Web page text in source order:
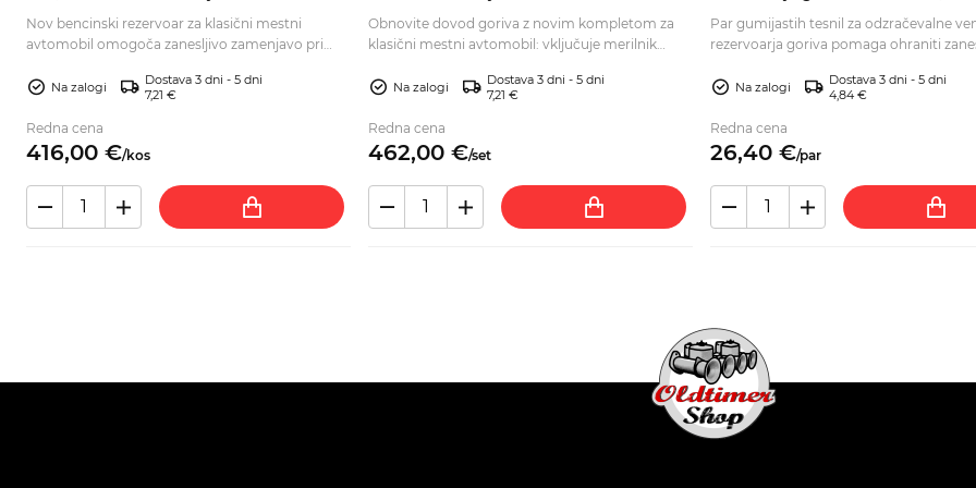
Nov bencinski rezervoar za klasični mestni
avtomobil omogoča zanesljivo zamenjavo pri
Na zalogi
Dostava 3 dni - 5 dni
7,21 €
Redna cena
416,00 €/kos
Obnovite dovod goriva z novim kompletom za
klasični mestni avtomobil: vključuje merilnik
Na zalogi
Dostava 3 dni - 5 dni
7,21 €
Redna cena
462,00 €/set
Y10 7548231
Par gumijastih tesnil za odzračevalne
rezervoarja goriva pomaga ohraniti
Na zalogi
Dostava 3 dni - 5 dni
4,84 €
Redna cena
26,40 €/par